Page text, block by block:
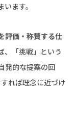
ます。
評価・称賛する仕
、「挑戦」という
発的な提案の回
れば理念に近づけ